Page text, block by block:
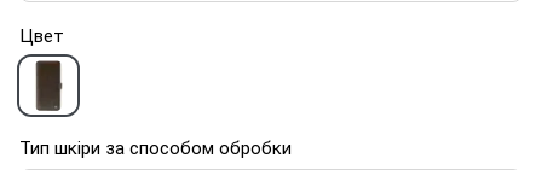
Цвет
Тип шкіри за способом обробки